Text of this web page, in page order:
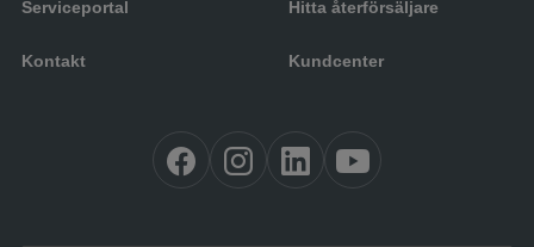
Serviceportal Hitta återförsäljare
Kontakt Kundcenter